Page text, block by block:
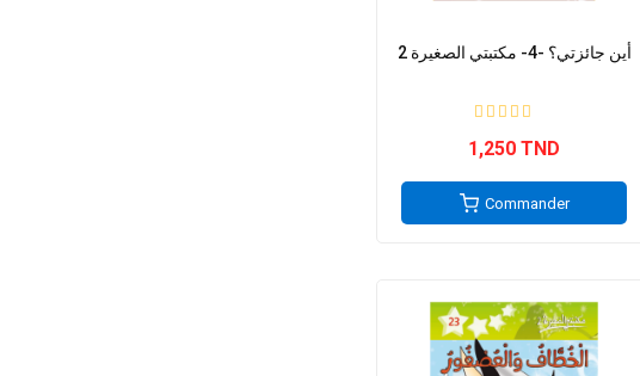
2 أين جائزتي؟ -4- مكتبتي الصغيرة
1,250 TND
Commander